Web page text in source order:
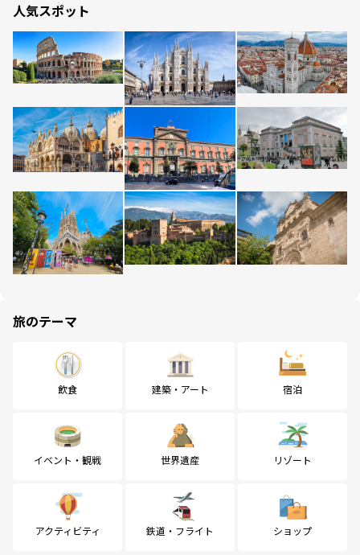
人気スポット
旅のテーマ
飲食 建築・アート 宿泊
イベント・観戦 世界遺産 リゾート
アクティビティ 鉄道・フライト ショップ